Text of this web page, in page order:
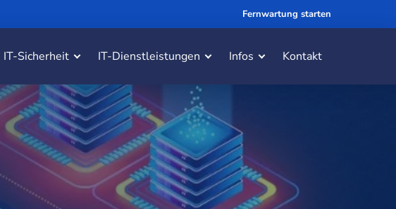
Fernwartung starten
IT-Sicherheit IT-Dienstleistungen Infos Kontakt